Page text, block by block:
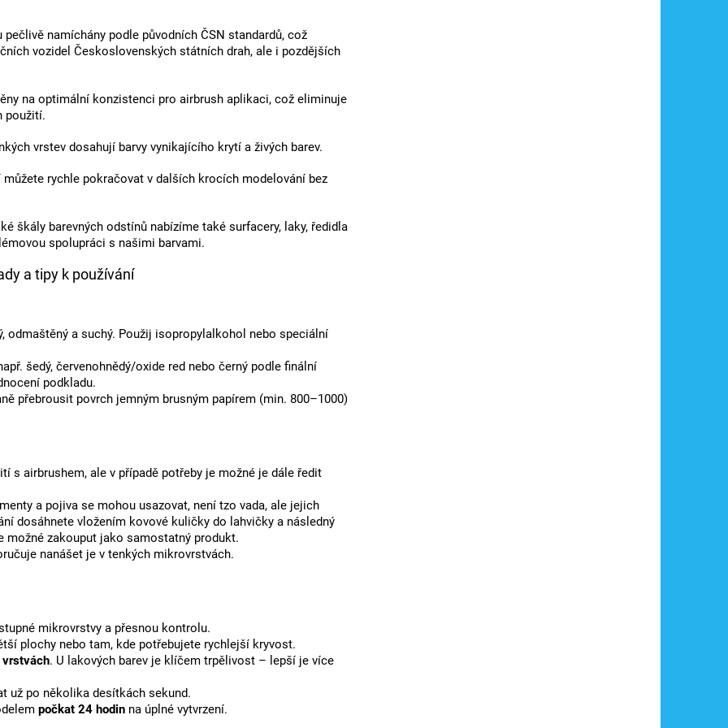
pečlivě namíchány podle původních ČSN standardů, což
vozidel Československých státních drah, ale i pozdějších
na optimální konzistenci pro airbrush aplikaci, což eliminuje
použití.
vrstev dosahují barvy vynikajícího krytí a živých barev.
můžete rychle pokračovat v dalších krocích modelování bez
škály barevných odstínů nabízíme také surfacery, laky, ředidla
spolupráci s našimi barvami.
a tipy k používání
odmaštěný a suchý. Použij isopropylalkohol nebo speciální
šedý, červenohnědý/oxide red nebo černý podle finální
podkladu.
přebrousit povrch jemným brusným papírem (min. 800–1000)
s airbrushem, ale v případě potřeby je možné je dále ředit
a pojiva se mohou usazovat, není tzo vada, ale jejich
dosáhnete vložením kovové kuličky do lahvičky a následný
možné zakouput jako samostatný produkt.
nanášet je v tenkých mikrovrstvách.
mikrovrstvy a přesnou kontrolu.
plochy nebo tam, kde potřebujete rychlejší kryvost.
vrstvách. U lakových barev je klíčem trpělivost – lepší je více
už po několika desítkách sekund.
počkat 24 hodin na úplné vytvrzení.